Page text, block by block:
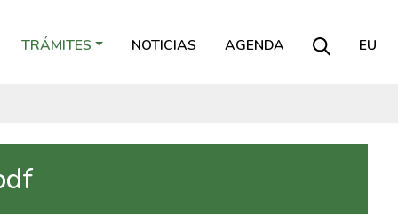
TRÁMITES NOTICIAS AGENDA EU